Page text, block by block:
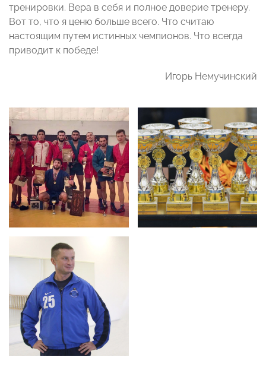
тренировки. Вера в себя и полное доверие тренеру.
Вот то, что я ценю больше всего. Что считаю
настоящим путем истинных чемпионов. Что всегда
приводит к победе!
Игорь Немучинский